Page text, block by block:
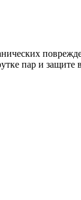
пар и защите